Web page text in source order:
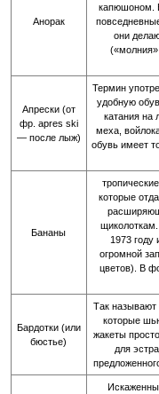
Анорак
капюшоном.
они
(«молния»
Апрески (от
фр. apres ski
— после лыж)
Термин
удобную
катания на
меха,
обувь имеет
Бананы
которые
1973 году
огромной
цветов). В
Бардотки (или
бюстье)
Так называют
которые
жакеты
для